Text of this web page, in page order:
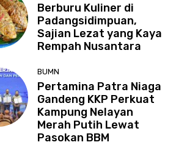
Berburu Kuliner di
Padangsidimpuan,
Sajian Lezat yang Kaya
Rempah Nusantara
BUMN
Pertamina Patra Niaga
Gandeng KKP Perkuat
Kampung Nelayan
Merah Putih Lewat
Pasokan BBM